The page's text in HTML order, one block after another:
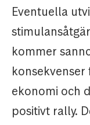
Eventuella
kommer
ekonomi och
positivt rally.